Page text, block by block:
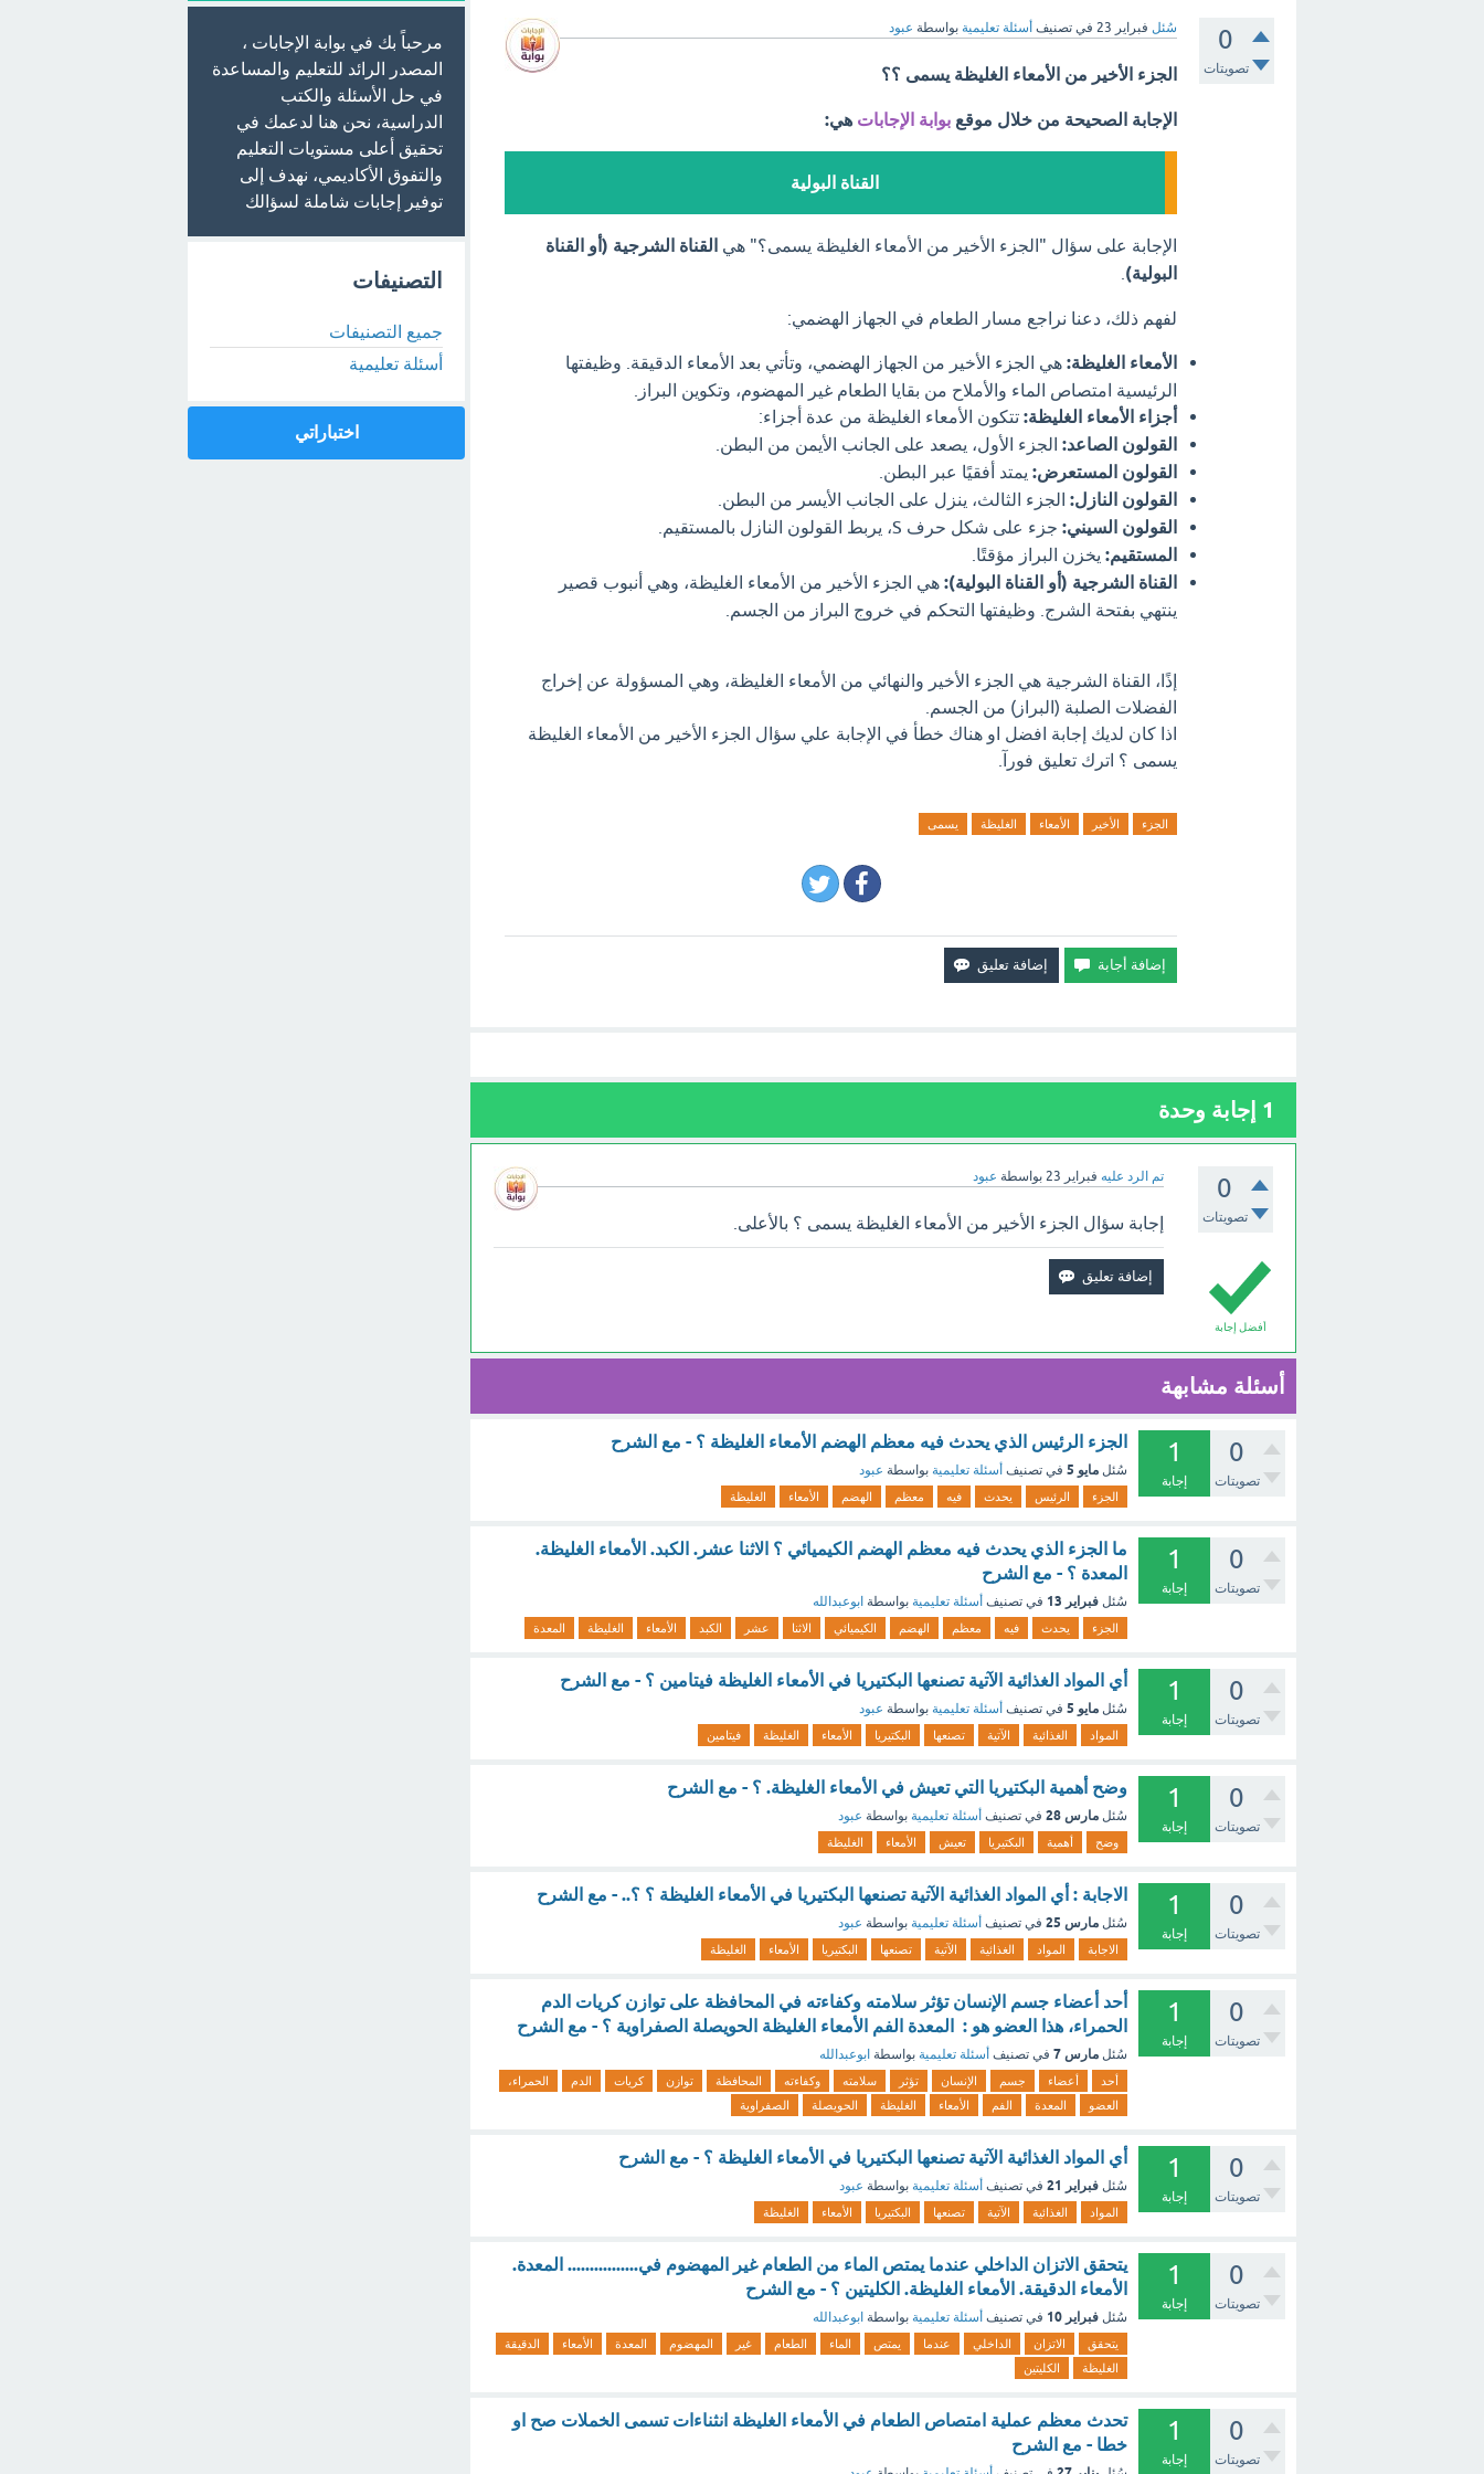
0
تصويتات
سُئل فبراير 23 في تصنيف أسئلة تعليمية بواسطة عبود
الجزء الأخير من الأمعاء الغليظة يسمى ؟؟
الإجابة الصحيحة من خلال موقع بوابة الإجابات هي:
القناة البولية
الإجابة على سؤال "الجزء الأخير من الأمعاء الغليظة يسمى؟" هي القناة الشرجية (أو القناة
البولية)
لفهم ذلك، دعنا نراجع مسار الطعام في الجهاز الهضمي:
الأمعاء الغليظة: هي الجزء الأخير من الجهاز الهضمي، وتأتي بعد الأمعاء الدقيقة. وظيفتها
الرئيسية امتصاص الماء والأملاح من بقايا الطعام غير المهضوم، وتكوين البراز.
أجزاء الأمعاء الغليظة: تتكون الأمعاء الغليظة من عدة أجزاء:
القولون الصاعد: الجزء الأول، يصعد على الجانب الأيمن من البطن.
القولون المستعرض: يمتد أفقيًا عبر البطن.
القولون النازل: الجزء الثالث، ينزل على الجانب الأيسر من البطن.
القولون السيني: جزء على شكل حرف S، يربط القولون النازل بالمستقيم.
المستقيم: يخزن البراز مؤقتًا.
القناة الشرجية (أو القناة البولية): هي الجزء الأخير من الأمعاء الغليظة، وهي أنبوب قصير
ينتهي بفتحة الشرج. وظيفتها التحكم في خروج البراز من الجسم.
إذًا، القناة الشرجية هي الجزء الأخير والنهائي من الأمعاء الغليظة، وهي المسؤولة عن إخراج
الفضلات الصلبة (البراز) من الجسم.
اذا كان لديك إجابة افضل او هناك خطأ في الإجابة علي سؤال الجزء الأخير من الأمعاء الغليظة
يسمى ؟ اترك تعليق فورآ.
الجزء الأخير الأمعاء الغليظة يسمى
1 إجابة وحدة
0
تصويتات
تم الرد عليه فبراير 23 بواسطة عبود
أفضل إجابة
إجابة سؤال الجزء الأخير من الأمعاء الغليظة يسمى ؟ بالأعلى.
أسئلة مشابهة
0
تصويتات
1
إجابة
الجزء الرئيس الذي يحدث فيه معظم الهضم الأمعاء الغليظة ؟ - مع الشرح
سُئل مايو 5 في تصنيف أسئلة تعليمية بواسطة عبود
الجزء الرئيس يحدث فيه معظم الهضم الأمعاء الغليظة
0
تصويتات
1
إجابة
ما الجزء الذي يحدث فيه معظم الهضم الكيميائي ؟ الاثنا عشر. الكبد. الأمعاء الغليظة.
المعدة ؟ - مع الشرح
سُئل فبراير 13 في تصنيف أسئلة تعليمية بواسطة ابوعبدالله
الجزء يحدث فيه معظم الهضم الكيميائي الاثنا عشر الكبد الأمعاء الغليظة المعدة
0
تصويتات
1
إجابة
أي المواد الغذائية الآتية تصنعها البكتيريا في الأمعاء الغليظة فيتامين ؟ - مع الشرح
سُئل مايو 5 في تصنيف أسئلة تعليمية بواسطة عبود
المواد الغذائية الآتية تصنعها البكتيريا الأمعاء الغليظة فيتامين
0
تصويتات
1
إجابة
وضح أهمية البكتيريا التي تعيش في الأمعاء الغليظة. ؟ - مع الشرح
سُئل مارس 28 في تصنيف أسئلة تعليمية بواسطة عبود
وضح أهمية البكتيريا تعيش الأمعاء الغليظة
0
تصويتات
1
إجابة
الاجابة : أي المواد الغذائية الآتية تصنعها البكتيريا في الأمعاء الغليظة ؟ ؟.. - مع الشرح
سُئل مارس 25 في تصنيف أسئلة تعليمية بواسطة عبود
الاجابة المواد الغذائية الآتية تصنعها البكتيريا الأمعاء الغليظة
0
تصويتات
1
إجابة
أحد أعضاء جسم الإنسان تؤثر سلامته وكفاءته في المحافظة على توازن كريات الدم
الحمراء، هذا العضو هو : المعدة الفم الأمعاء الغليظة الحويصلة الصفراوية ؟ - مع الشرح
سُئل مارس 7 في تصنيف أسئلة تعليمية بواسطة ابوعبدالله
أحد أعضاء جسم الإنسان تؤثر سلامته وكفاءته المحافظة توازن كريات الدم
الحمراء،
العضو
المعدة الفم الأمعاء الغليظة الحويصلة الصفراوية
0
تصويتات
1
إجابة
أي المواد الغذائية الآتية تصنعها البكتيريا في الأمعاء الغليظة ؟ - مع الشرح
سُئل فبراير 21 في تصنيف أسئلة تعليمية بواسطة عبود
المواد الغذائية الآتية تصنعها البكتيريا الأمعاء الغليظة
0
تصويتات
1
إجابة
يتحقق الاتزان الداخلي عندما يمتص الماء من الطعام غير المهضوم في................ المعدة.
الأمعاء الدقيقة. الأمعاء الغليظة. الكليتين ؟ - مع الشرح
سُئل فبراير 10 في تصنيف أسئلة تعليمية بواسطة ابوعبدالله
يتحقق الاتزان الداخلي عندما يمتص الماء الطعام غير المهضوم المعدة الأمعاء
الدقيقة
الغليظة
الكليتين
0
تصويتات
1
إجابة
تحدث معظم عملية امتصاص الطعام في الأمعاء الغليظة انثناءات تسمى الخملات صح او
خطا - مع الشرح
مرحباً بك في بوابة الإجابات ،
المصدر الرائد للتعليم والمساعدة
في حل الأسئلة والكتب
الدراسية، نحن هنا لدعمك في
تحقيق أعلى مستويات التعليم
والتفوق الأكاديمي، نهدف إلى
توفير إجابات شاملة لسؤالك
التصنيفات
جميع التصنيفات
أسئلة تعليمية
اختباراتي